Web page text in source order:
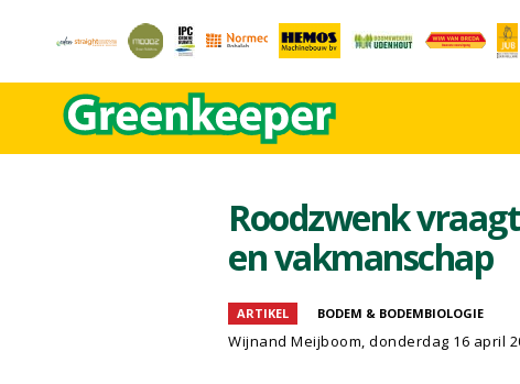
Roodzwenk
en vakmanschap
ARTIKEL BODEM & BODEMBIOLOGIE
Wijnand Meijboom, donderdag 16 april